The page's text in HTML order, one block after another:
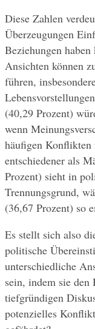
Diese Zahlen
Überzeugungen
Beziehungen
Ansichten können
führen,
(40,29 Prozent)
wenn
häufigen Konflikten
entschiedener als
Prozent) sieht in
Trennungsgrund,
(36,67 Prozent) so
Es stellt sich also
politische
unterschiedliche
sein, indem sie
tiefgründigen
potenzielles